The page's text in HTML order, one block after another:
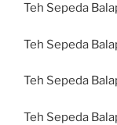
Teh Sepeda
Teh Sepeda
Teh Sepeda
Teh Sepeda